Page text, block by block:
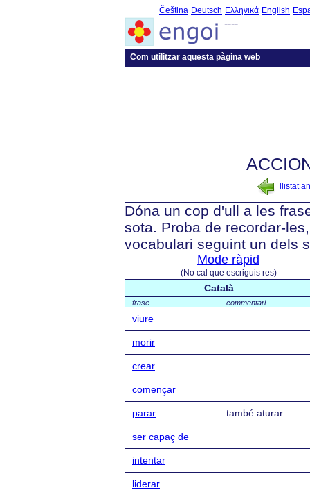
Čeština Deutsch Ελληνικά English
----
Com utilitzar aquesta pàgina web
llistat
Dóna un cop d'ull a les
sota. Proba de recordar-
vocabulari seguint un dels
Mode ràpid
(No cal que escriguis res)
Català
frase commentari
viure
morir
crear
començar
parar també aturar
ser capaç de
intentar
liderar